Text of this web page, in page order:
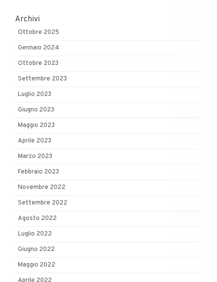
Archivi
Ottobre 2025
Gennaio 2024
Ottobre 2023
Settembre 2023
Luglio 2023
Giugno 2023
Maggio 2023
Aprile 2023
Marzo 2023
Febbraio 2023
Novembre 2022
Settembre 2022
Agosto 2022
Luglio 2022
Giugno 2022
Maggio 2022